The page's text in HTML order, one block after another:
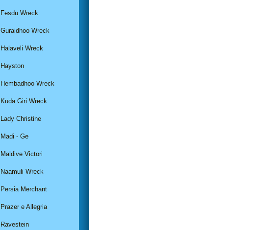
Fesdu Wreck
Guraidhoo Wreck
Halaveli Wreck
Hayston
Hembadhoo Wreck
Kuda Giri Wreck
Lady Christine
Madi - Ge
Maldive Victori
Naamuli Wreck
Persia Merchant
Prazer e Allegria
Ravestein